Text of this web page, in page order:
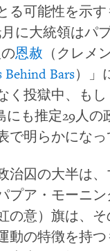
る可能性を示
に大統領はパ
恩赦 （クレメ
Behind Bars）」
く投獄中、も
にも推定29人の
で明らかになっ
治囚の大半は
プア・モーニ
の意）旗は、
動の特徴を持